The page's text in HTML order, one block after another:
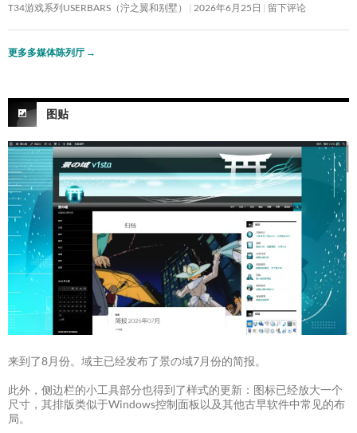
T34游戏系列USERBARS（泞之翼和别墅） 2026年6月25日 留下评论
更多多媒体陈列厅 →
图贴
来到了8月份。域主已经发布了景の域7月份的简报。
此外，侧边栏的小工具部分也得到了样式的更新：图标已经放大一个
尺寸，其排版类似于Windows控制面板以及其他古早软件中常见的布
局。